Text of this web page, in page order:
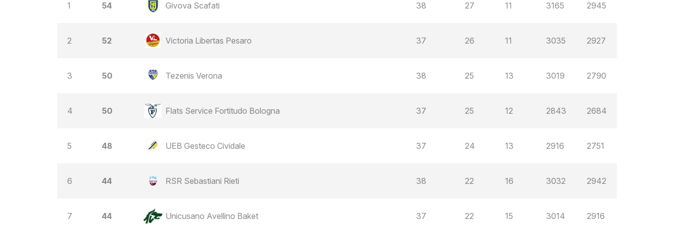
1 54 Givova Scafati 38 27 11 3165 2945
2 52 Victoria Libertas Pesaro 37 26 11 3035 2927
3 50 Tezenis Verona 38 25 13 3019 2790
4 50 Flats Service Fortitudo Bologna 37 25 12 2843 2684
5 48 UEB Gesteco Cividale 37 24 13 2916 2751
6 44 RSR Sebastiani Rieti 38 22 16 3032 2942
7 44 Unicusano Avellino Baket 37 22 15 3014 2916